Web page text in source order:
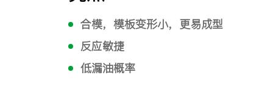
合模，模板变形小，更易成型
反应敏捷
低漏油概率